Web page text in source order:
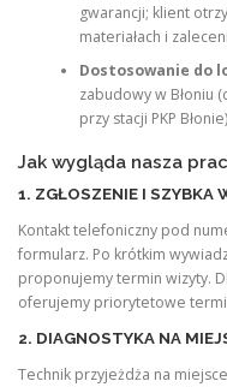
gwarancji; klient
materiałach i
Dostosowanie do
zabudowy w Błoniu
przy stacji PKP
Jak wygląda nasza
1. ZGŁOSZENIE I SZYBKA
Kontakt telefoniczny pod
formularz. Po krótkim
proponujemy termin wizyty.
oferujemy priorytetowe
2. DIAGNOSTYKA NA
Technik przyjeżdża na